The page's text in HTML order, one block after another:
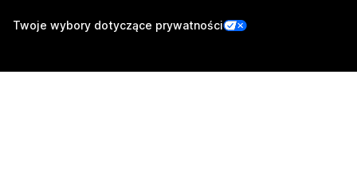
Twoje wybory dotyczące prywatności